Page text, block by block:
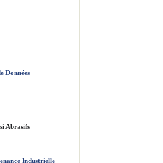
Données
Abrasifs
Industrielle